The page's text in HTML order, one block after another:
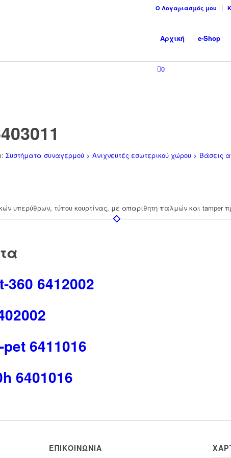
Ο Λογαριασμός μου
Αρχική e-Shop
0
Συστήματα συναγερμού > Ανιχνευτές εσωτερικού χώρου > Βάσεις
υπερύθρων, τύπου κουρτίνας, με απαριθητη παλμών και tamper
6412002
6411016
6401016
ΕΠΙΚΟΙΝΩΝΊΑ